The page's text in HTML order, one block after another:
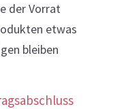
der Vorrat
etwas
bleiben